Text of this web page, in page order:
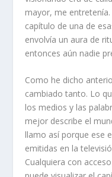
mayor, me
capítulo de una de
envolvía un aura de
entonces aún nadie
Como he dicho
cambiado tanto. Lo
los medios y las
mejor describe el
llamo así porque ese
emitidas en la
Cualquiera con